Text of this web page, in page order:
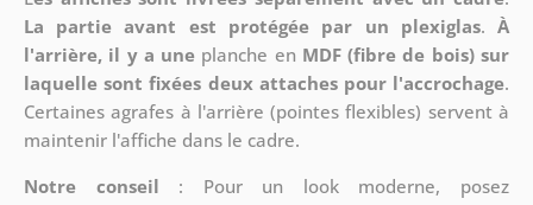
La partie avant est protégée par un plexiglas.À
l'arrière, il y a une planche en MDF (fibre de bois) sur
laquelle sont fixées deux attaches pour l'accrochage.
Certaines agrafes à l'arrière (pointes flexibles) servent à
maintenir l'affiche dans le cadre.
Notre conseil : Pour un look moderne, posez